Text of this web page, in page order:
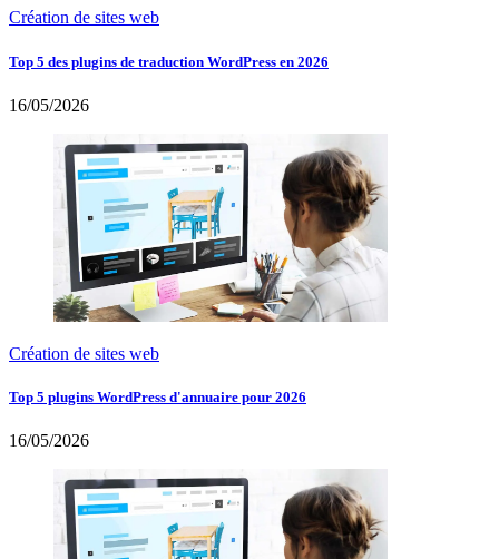
Création de sites web
Top 5 des plugins de traduction WordPress en 2026
16/05/2026
Création de sites web
Top 5 plugins WordPress d'annuaire pour 2026
16/05/2026